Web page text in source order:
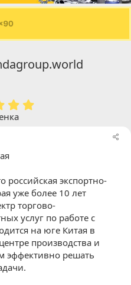
з
д
экспортно-
уже более 10 лет
торгово-
услуг по работе с
на юге Китая в
производства и
эффективно решать